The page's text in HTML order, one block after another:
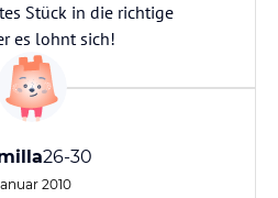
Stück in die richtige
es lohnt sich!
26-30
2010